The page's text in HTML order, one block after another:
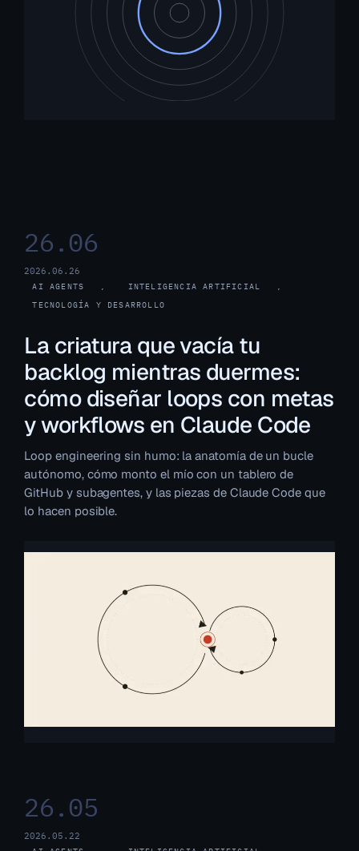
26.06
2026.06.26
AI AGENTS , INTELIGENCIA ARTIFICIAL
,
TECNOLOGÍA Y DESARROLLO
La criatura que vacía tu
backlog mientras duermes:
cómo diseñar loops con metas
y workflows en Claude Code
Loop engineering sin humo: la anatomía de un bucle
autónomo, cómo monto el mío con un tablero de
GitHub y subagentes, y las piezas de Claude Code que
lo hacen posible.
26.05
2026.05.22